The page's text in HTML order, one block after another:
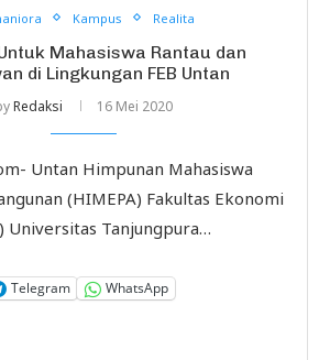
Kampus Realita
Mahasiswa Rantau dan
di Lingkungan FEB Untan
Redaksi 16 Mei 2020
Untan Himpunan Mahasiswa
(HIMEPA) Fakultas Ekonomi
Universitas Tanjungpura…
Telegram WhatsApp